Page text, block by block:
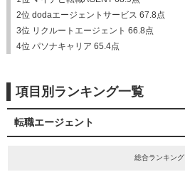
2位 dodaエージェントサービス 67.8点
3位 リクルートエージェント 66.8点
4位 パソナキャリア 65.4点
項目別ランキング一覧
転職エージェント
総合ランキング